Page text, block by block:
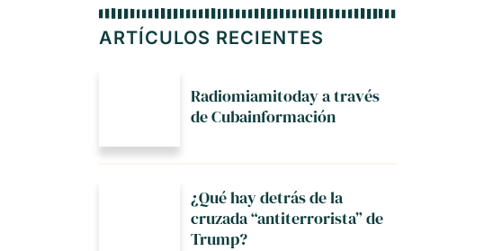
ARTÍCULOS RECIENTES
Radiomiamitoday a través
de Cubainformación
¿Qué hay detrás de la
cruzada “antiterrorista” de
Trump?